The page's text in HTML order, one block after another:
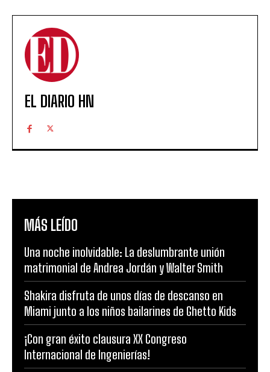
EL DIARIO HN
MÁS LEÍDO
Una noche inolvidable: La deslumbrante unión
matrimonial de Andrea Jordán y Walter Smith
Shakira disfruta de unos días de descanso en
Miami junto a los niños bailarines de Ghetto Kids
¡Con gran éxito clausura XX Congreso
Internacional de Ingenierías!